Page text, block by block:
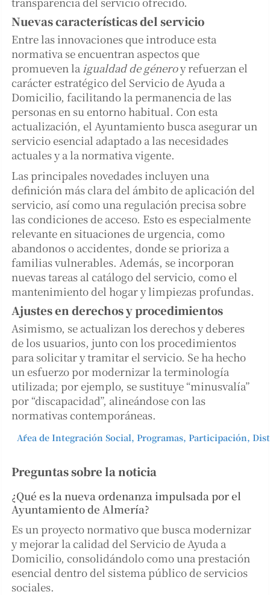
Nuevas características del servicio
Entre las innovaciones que introduce esta
normativa se encuentran aspectos que
promueven la igualdad de géneroy refuerzan el
carácter estratégico del Servicio de Ayuda a
Domicilio, facilitando la permanencia de las
personas en su entorno habitual. Con esta
actualización, el Ayuntamiento busca asegurar un
servicio esencial adaptado a las necesidades
actuales y a la normativa vigente.
Las principales novedades incluyen una
definición más clara del ámbito de aplicación del
servicio, así como una regulación precisa sobre
las condiciones de acceso. Esto es especialmente
relevante en situaciones de urgencia, como
abandonos o accidentes, donde se prioriza a
familias vulnerables. Además, se incorporan
nuevas tareas al catálogo del servicio, como el
mantenimiento del hogar y limpiezas profundas.
Ajustes en derechos y procedimientos
Asimismo, se actualizan los derechos y deberes
de los usuarios, junto con los procedimientos
para solicitar y tramitar el servicio. Se ha hecho
un esfuerzo por modernizar la terminología
utilizada; por ejemplo, se sustituye “minusvalía”
por “discapacidad”, alineándose con las
normativas contemporáneas.
Área de Integración Social, Programas, Participación,
Preguntas sobre la noticia
¿Qué es la nueva ordenanza impulsada por el
Ayuntamiento de Almería?
Es un proyecto normativo que busca modernizar
y mejorar la calidad del Servicio de Ayuda a
Domicilio, consolidándolo como una prestación
esencial dentro del sistema público de servicios
sociales.